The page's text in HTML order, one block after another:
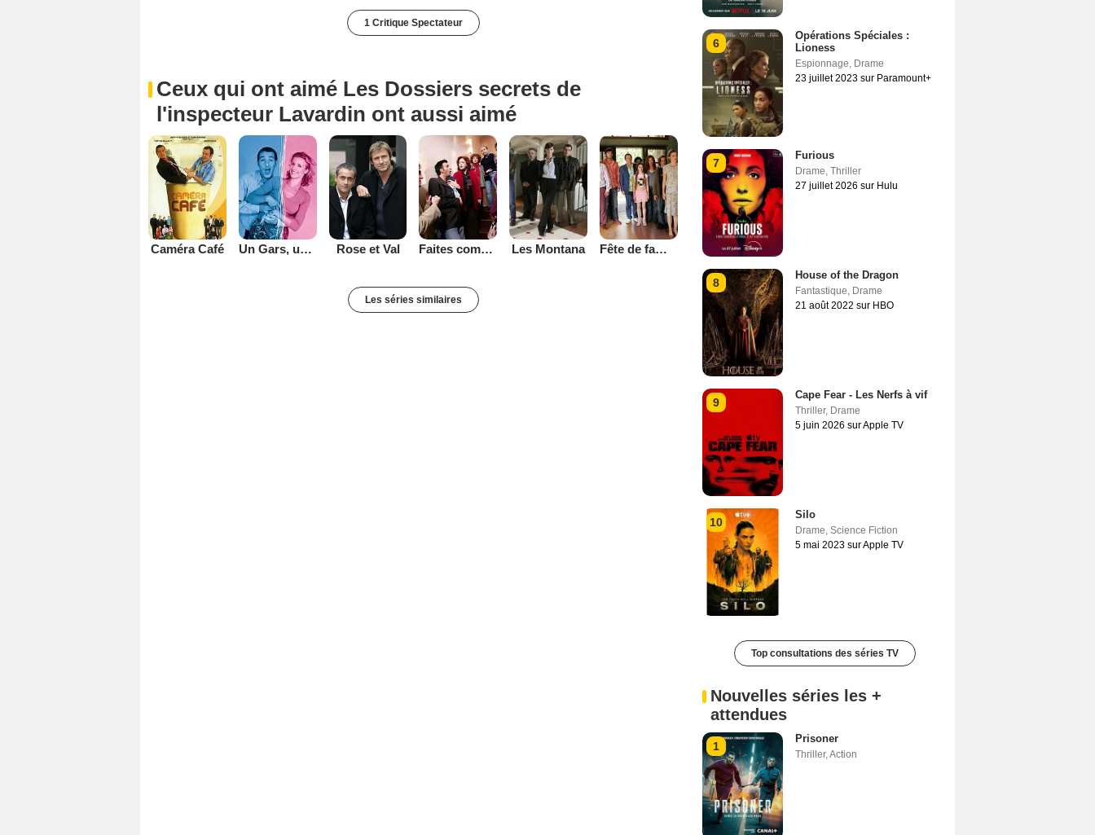
1 Critique Spectateur
Ceux qui ont aimé Les Dossiers secrets de
l'inspecteur Lavardin ont aussi aimé
Caméra Café Un Gars, une Fille Rose et Val Faites comme chez vous Les Montana Fête de famille
Les séries similaires
6
Opérations Spéciales :
Lioness
Espionnage, Drame
23 juillet 2023 sur Paramount+
7
Furious
Drame, Thriller
27 juillet 2026 sur Hulu
8
House of the Dragon
Fantastique, Drame
21 août 2022 sur HBO
9
Cape Fear - Les Nerfs à vif
Thriller, Drame
5 juin 2026 sur Apple TV
10
Silo
Drame, Science Fiction
5 mai 2023 sur Apple TV
Top consultations des séries TV
Nouvelles séries les +
attendues
1
Prisoner
Thriller,Action